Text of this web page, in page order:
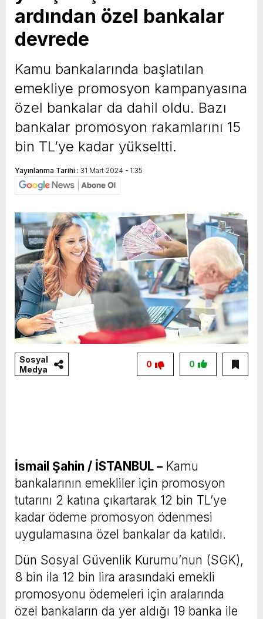
yeni özellikler belli oldu
ardından özel bankalar
devrede
Kamu bankalarında başlatılan
emekliye promosyon kampanyasına
özel bankalar da dahil oldu. Bazı
bankalar promosyon rakamlarını 15
bin TL’ye kadar yükseltti.
Yayınlanma Tarihi : 31 Mart 2024 - 1:35
Sosyal
Medya
0
0
İsmail Şahin / İSTANBUL – Kamu
bankalarının emekliler için promosyon
tutarını 2 katına çıkartarak 12 bin TL’ye
kadar ödeme promosyon ödenmesi
uygulamasına özel bankalar da katıldı.
Dün Sosyal Güvenlik Kurumu’nun (SGK),
8 bin ila 12 bin lira arasındaki emekli
promosyonu ödemeleri için aralarında
özel bankaların da yer aldığı 19 banka ile